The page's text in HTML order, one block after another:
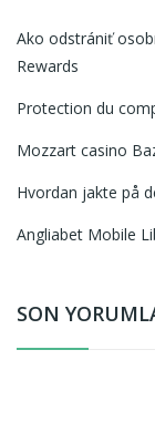
Ako odstrániť
Rewards
Protection du
Mozzart casino
Hvordan jakte på
Angliabet Mobile
SON